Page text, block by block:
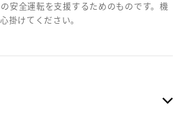
安全運転を支援するためのものです。機
掛けてください。